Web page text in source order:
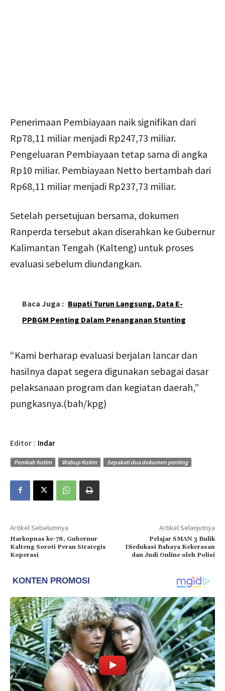
Penerimaan Pembiayaan naik signifikan dari
Rp78,11 miliar menjadi Rp247,73 miliar.
Pengeluaran Pembiayaan tetap sama di angka
Rp10 miliar. Pembiayaan Netto bertambah dari
Rp68,11 miliar menjadi Rp237,73 miliar.
Setelah persetujuan bersama, dokumen
Ranperda tersebut akan diserahkan ke Gubernur
Kalimantan Tengah (Kalteng) untuk proses
evaluasi sebelum diundangkan.
Baca Juga : Bupati Turun Langsung, Data E-
PPBGM Penting Dalam Penanganan Stunting
“Kami berharap evaluasi berjalan lancar dan
hasilnya dapat segera digunakan sebagai dasar
pelaksanaan program dan kegiatan daerah,”
pungkasnya.(bah/kpg)
Editor : Indar
Pemkab Kotim Wabup Kotim Sepakati dua dokumen penting
Artikel Sebelumnya
Harkopnas ke-78, Gubernur
Kalteng Soroti Peran Strategis
Koperasi
Artikel Selanjutnya
Pelajar SMAN 3 Bulik
Diedukasi Bahaya Kekerasan
dan Judi Online oleh Polisi